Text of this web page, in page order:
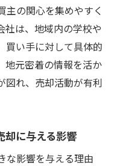
主の関心を集めやすく
社は、地域内の学校や
買い手に対して具体的
地元密着の情報を活か
図れ、売却活動が有利
却に与える影響
な影響を与える理由